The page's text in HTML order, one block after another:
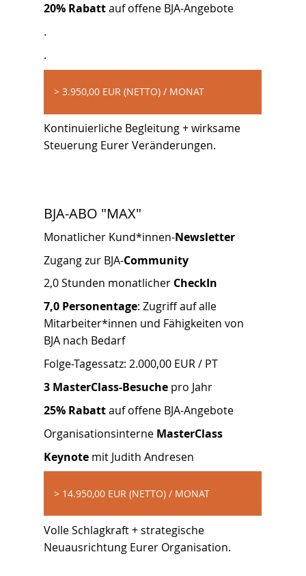
20% Rabattauf offene BJA-Angebote
.
.
> 3.950,00 EUR (NETTO) / MONAT
Kontinuierliche Begleitung + wirksame
Steuerung Eurer Veränderungen.
BJA-ABO "MAX"
Monatlicher Kund*innen-Newsletter
Zugang zur BJA-Community
2,0 Stunden monatlicher CheckIn
7,0 Personentage: Zugriff auf alle
Mitarbeiter*innen und Fähigkeiten von
BJA nach Bedarf
Folge-Tagessatz: 2.000,00 EUR / PT
3 MasterClass-Besuchepro Jahr
25% Rabattauf offene BJA-Angebote
Organisationsinterne MasterClass
Keynotemit Judith Andresen
> 14.950,00 EUR (NETTO) / MONAT
Volle Schlagkraft + strategische
Neuausrichtung Eurer Organisation.